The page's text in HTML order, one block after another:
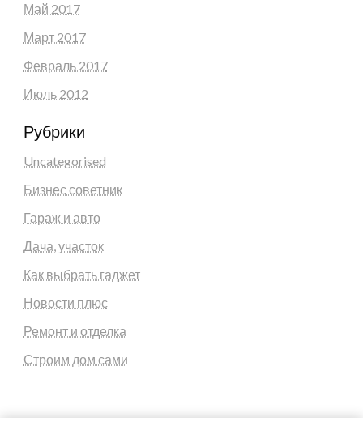
Май 2017
Март 2017
Февраль 2017
Июль 2012
Рубрики
Uncategorised
Бизнес советник
Гараж и авто
Дача, участок
Как выбрать гаджет
Новости плюс
Ремонт и отделка
Строим дом сами